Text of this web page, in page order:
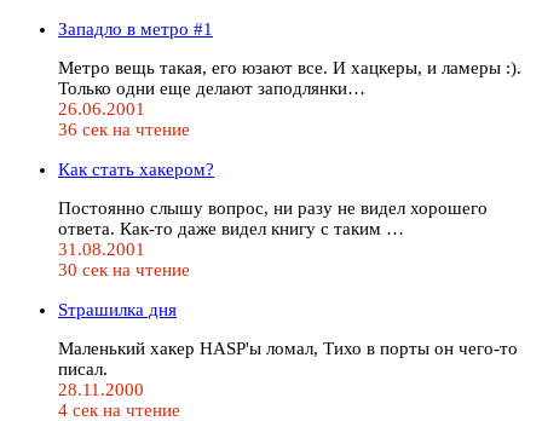
Западло в метро #1
Метро вещь такая, его юзают все. И хацкеры, и ламеры :).
Только одни еще делают заподлянки…
26.06.2001
36 сек на чтение
Как стать хакером?
Постоянно слышу вопрос, ни разу не видел хорошего
ответа. Как-то даже видел книгу с таким …
31.08.2001
30 сек на чтение
Sтрашилка дня
Маленький хакер HASP'ы ломал, Тихо в порты он чего-то
писал.
28.11.2000
4 сек на чтение